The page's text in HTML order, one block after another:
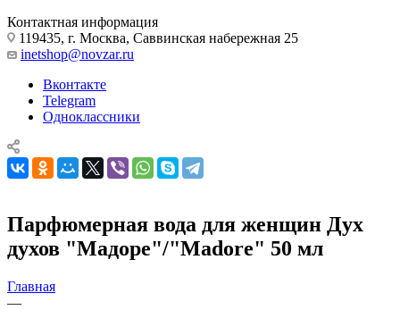
Контактная информация
119435, г. Москва, Саввинская набережная 25
inetshop@novzar.ru
Вконтакте
Telegram
Одноклассники
Парфюмерная вода для женщин Дух
духов "Мадоре"/"Madore" 50 мл
Главная
—